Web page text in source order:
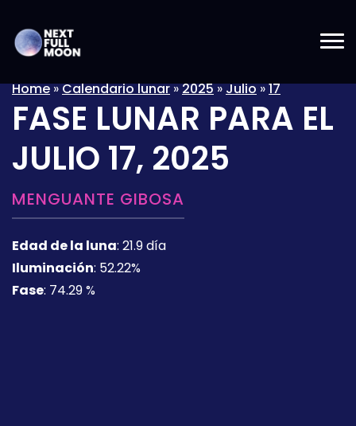
Home»Calendario lunar»2025»Julio»17
FASE LUNAR PARA EL
JULIO 17, 2025
MENGUANTE GIBOSA
Edad de la luna: 21.9 día
Iluminación: 52.22%
Fase: 74.29 %